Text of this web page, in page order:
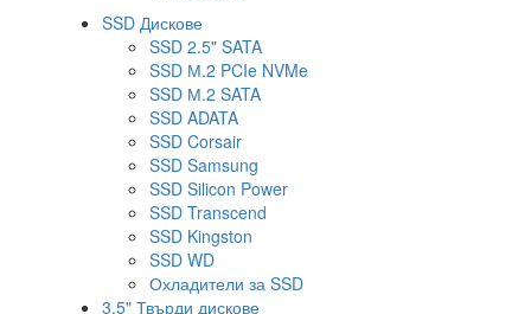
SSD Дискове
SSD 2.5" SATA
SSD М.2 PCIe NVMe
SSD М.2 SATA
SSD ADATA
SSD Corsair
SSD Samsung
SSD Silicon Power
SSD Transcend
SSD Kingston
SSD WD
Охладители за SSD
3.5" Твърди дискове